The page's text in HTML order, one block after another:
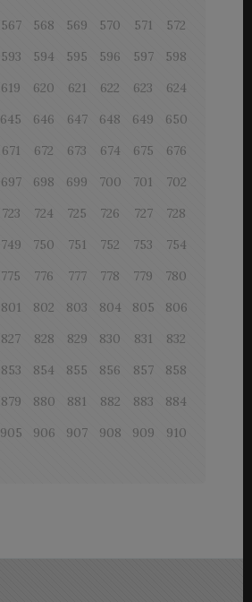
567 568 569 570 571
572
593 594 595 596 597
598
619 620 621 622 623
624
645 646 647 648 649
650
671 672 673 674 675
676
697 698 699 700 701
702
723 724 725 726 727
728
749 750 751 752 753
754
775 776 777 778 779
780
801 802 803 804 805
806
827 828 829 830 831
832
853 854 855 856 857
858
879 880 881 882 883
884
905 906 907 908 909
910